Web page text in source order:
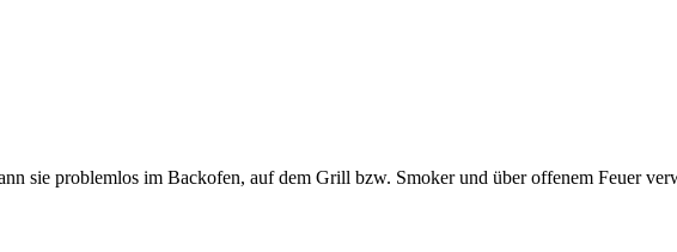
sie problemlos im Backofen, auf dem Grill bzw. Smoker und über offenem Feuer